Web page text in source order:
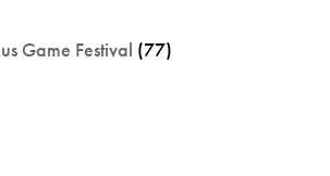
Game Festival (77)